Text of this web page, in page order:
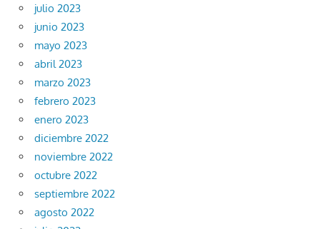
julio 2023
junio 2023
mayo 2023
abril 2023
marzo 2023
febrero 2023
enero 2023
diciembre 2022
noviembre 2022
octubre 2022
septiembre 2022
agosto 2022